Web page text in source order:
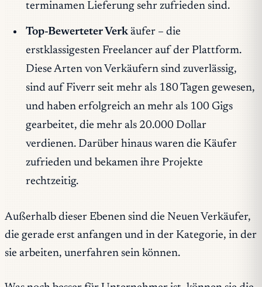
terminamen Lieferung sehr zufrieden sind.
Top-Bewerteter Verk äufer – die
erstklassigesten Freelancer auf der Plattform.
Diese Arten von Verkäufern sind zuverlässig,
sind auf Fiverr seit mehr als 180 Tagen gewesen,
und haben erfolgreich an mehr als 100 Gigs
gearbeitet, die mehr als 20.000 Dollar
verdienen. Darüber hinaus waren die Käufer
zufrieden und bekamen ihre Projekte
rechtzeitig.
Außerhalb dieser Ebenen sind die Neuen Verkäufer,
die gerade erst anfangen und in der Kategorie, in der
sie arbeiten, unerfahren sein können.